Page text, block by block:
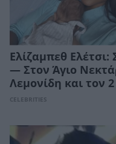
Ελίζαμπεθ
— Στον Άγιο
Λεμονίδη και τον
CELEBRITIES